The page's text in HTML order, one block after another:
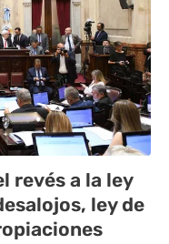
revés a la ley
ley de